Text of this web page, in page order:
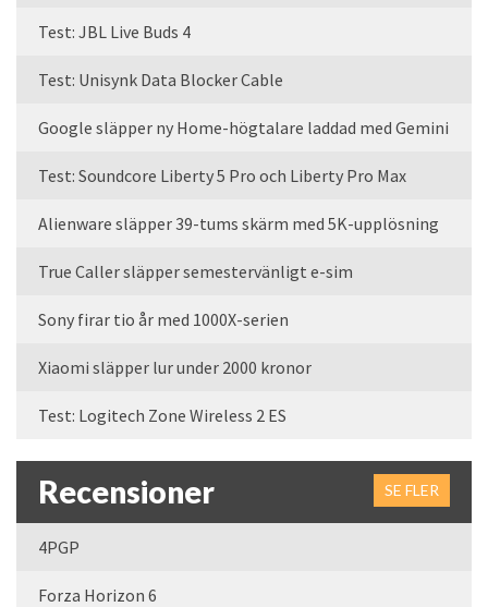
Test: JBL Live Buds 4
Test: Unisynk Data Blocker Cable
Google släpper ny Home-högtalare laddad med Gemini
Test: Soundcore Liberty 5 Pro och Liberty Pro Max
Alienware släpper 39-tums skärm med 5K-upplösning
True Caller släpper semestervänligt e-sim
Sony firar tio år med 1000X-serien
Xiaomi släpper lur under 2000 kronor
Test: Logitech Zone Wireless 2 ES
Recensioner SE FLER
4PGP
Forza Horizon 6